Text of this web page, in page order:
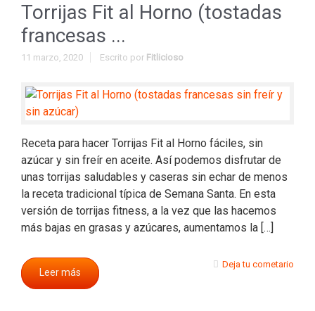
Torrijas Fit al Horno (tostadas
francesas ...
11 marzo, 2020 Escrito por Fitlicioso
Receta para hacer Torrijas Fit al Horno fáciles, sin
azúcar y sin freír en aceite. Así podemos disfrutar de
unas torrijas saludables y caseras sin echar de menos
la receta tradicional típica de Semana Santa. En esta
versión de torrijas fitness, a la vez que las hacemos
más bajas en grasas y azúcares, aumentamos la […]
Leer más
Deja tu cometario